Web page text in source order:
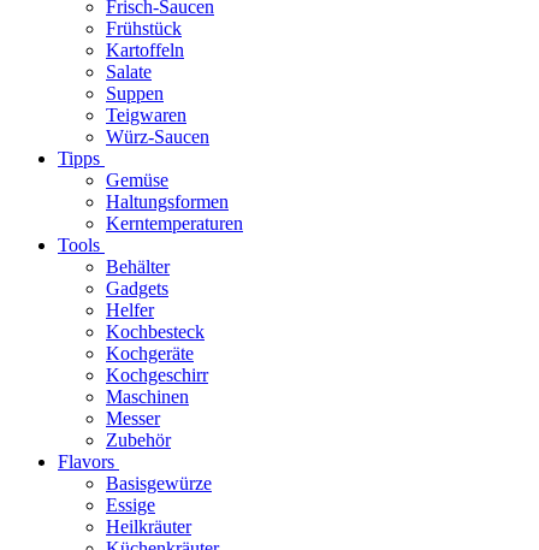
Frisch-Saucen
Frühstück
Kartoffeln
Salate
Suppen
Teigwaren
Würz-Saucen
Tipps
Gemüse
Haltungsformen
Kerntemperaturen
Tools
Behälter
Gadgets
Helfer
Kochbesteck
Kochgeräte
Kochgeschirr
Maschinen
Messer
Zubehör
Flavors
Basisgewürze
Essige
Heilkräuter